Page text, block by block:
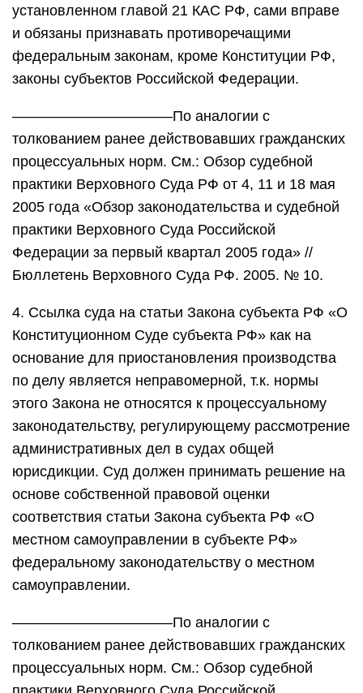
установленном главой 21 КАС РФ, сами вправе
и обязаны признавать противоречащими
федеральным законам, кроме Конституции РФ,
законы субъектов Российской Федерации.
———————————По аналогии с
толкованием ранее действовавших гражданских
процессуальных норм. См.: Обзор судебной
практики Верховного Суда РФ от 4, 11 и 18 мая
2005 года «Обзор законодательства и судебной
практики Верховного Суда Российской
Федерации за первый квартал 2005 года» //
Бюллетень Верховного Суда РФ. 2005. № 10.
4. Ссылка суда на статьи Закона субъекта РФ «О
Конституционном Суде субъекта РФ» как на
основание для приостановления производства
по делу является неправомерной, т.к. нормы
этого Закона не относятся к процессуальному
законодательству, регулирующему рассмотрение
административных дел в судах общей
юрисдикции. Суд должен принимать решение на
основе собственной правовой оценки
соответствия статьи Закона субъекта РФ «О
местном самоуправлении в субъекте РФ»
федеральному законодательству о местном
самоуправлении.
———————————По аналогии с
толкованием ранее действовавших гражданских
процессуальных норм. См.: Обзор судебной